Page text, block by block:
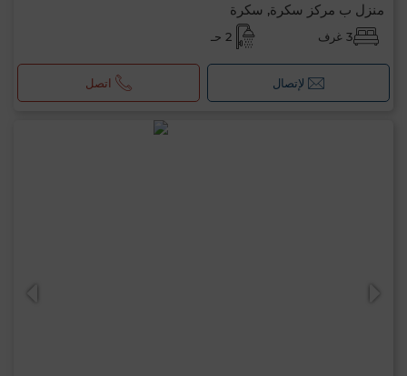
منزل ب مركز سكرة, سكرة
3 غرف 2 حـ
لإتصال اتصل